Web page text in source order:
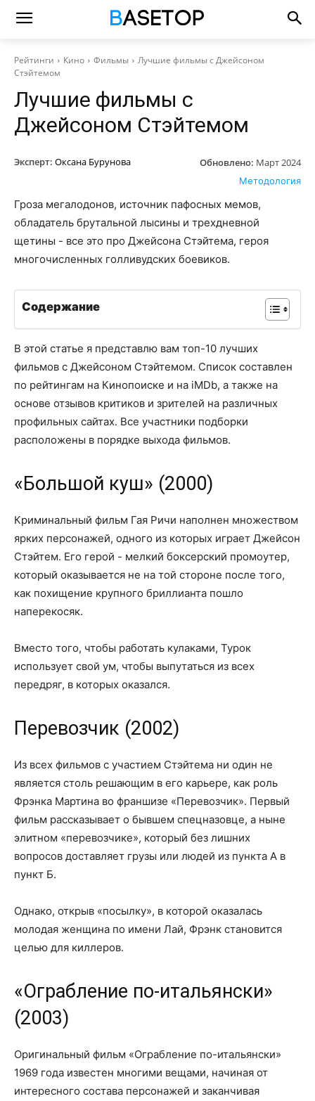
Рейтинги Кино Фильмы
Лучшие фильмы с Джейсоном
Стэйтемом
Лучшие фильмы с
Джейсоном Стэйтемом
Эксперт: Оксана Бурунова Обновлено: Март 2024
Методология
Гроза мегалодонов, источник пафосных мемов,
обладатель брутальной лысины и трехдневной
щетины - все это про Джейсона Стэйтема, героя
многочисленных голливудских боевиков.
Содержание
В этой статье я представлю вам топ-10 лучших
фильмов с Джейсоном Стэйтемом. Список составлен
по рейтингам на Кинопоиске и на iMDb, а также на
основе отзывов критиков и зрителей на различных
профильных сайтах. Все участники подборки
расположены в порядке выхода фильмов.
«Большой куш» (2000)
Криминальный фильм Гая Ричи наполнен множеством
ярких персонажей, одного из которых играет Джейсон
Стэйтем. Его герой - мелкий боксерский промоутер,
который оказывается не на той стороне после того,
как похищение крупного бриллианта пошло
наперекосяк.
Вместо того, чтобы работать кулаками, Турок
использует свой ум, чтобы выпутаться из всех
передряг, в которых оказался.
Перевозчик (2002)
Из всех фильмов с участием Стэйтема ни один не
является столь решающим в его карьере, как роль
Фрэнка Мартина во франшизе «Перевозчик». Первый
фильм рассказывает о бывшем спецназовце, а ныне
элитном «перевозчике», который без лишних
вопросов доставляет грузы или людей из пункта А в
пункт Б.
Однако, открыв «посылку», в которой оказалась
молодая женщина по имени Лай, Фрэнк становится
целью для киллеров.
«Ограбление по-итальянски»
(2003)
Оригинальный фильм «Ограбление по-итальянски»
1969 года известен многими вещами, начиная от
интересного состава персонажей и заканчивая